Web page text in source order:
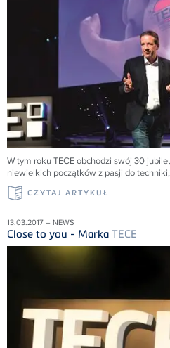
W tym roku TECE obchodzi swój 30
niewielkich początków z pasji do
CZYTAJ ARTYKUŁ
13.03.2017 – NEWS
Close to you - Marka TECE